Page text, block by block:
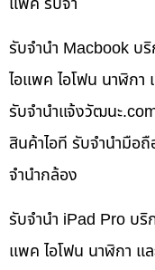
รับจำนำ Macbook บ
ไอแพค ไอโฟน นาฬิกา
รับจํานําแจ้งวัฒนะ
สินค้าไอที รับจำนำมือ
จำนำกล้อง
รับจำนำ iPad Pro บริ
แพค ไอโฟน นาฬิกา แ